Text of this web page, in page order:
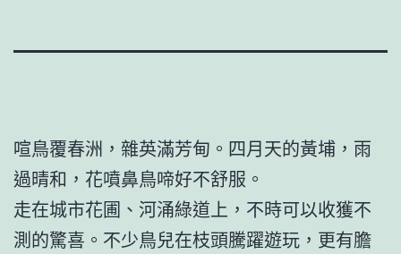
喧鳥覆春洲，雜英滿芳甸。四月天的黃埔，雨
過晴和，花噴鼻鳥啼好不舒服。
走在城市花圃、河涌綠道上，不時可以收獲不
測的驚喜。不少鳥兒在枝頭騰躍遊玩，更有膽